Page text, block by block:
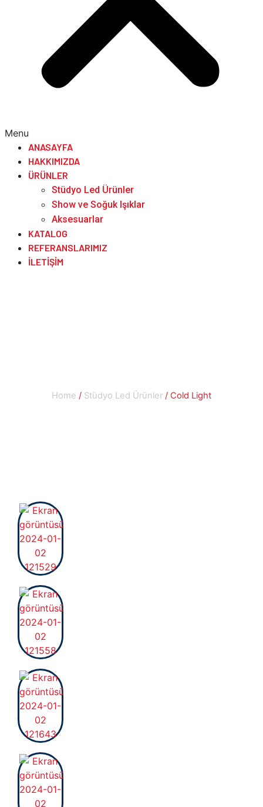
Menu
ANASAYFA
HAKKIMIZDA
ÜRÜNLER
Stüdyo Led Ürünler
Show ve Soğuk Işıklar
Aksesuarlar
KATALOG
REFERANSLARIMIZ
İLETIŞIM
Home / Stüdyo Led Ürünler / Cold Light